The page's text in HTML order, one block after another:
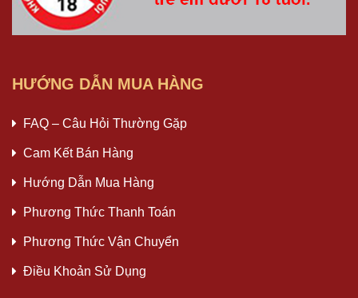
HƯỚNG DẪN MUA HÀNG
FAQ – Câu Hỏi Thường Gặp
Cam Kết Bán Hàng
Hướng Dẫn Mua Hàng
Phương Thức Thanh Toán
Phương Thức Vận Chuyển
Điều Khoản Sử Dụng